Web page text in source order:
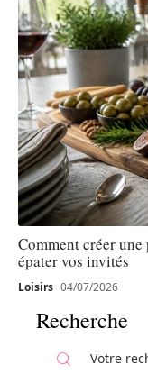
Comment créer
épater vos invités
Loisirs 04/07/2026
Recherche